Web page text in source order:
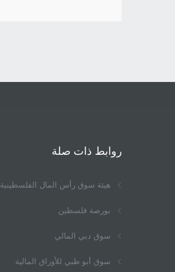
روابط ذات صلة
هيئة سوق رأس المال الفلسطينية
بورصة فلسطين
سوق دبي المالي
سوق أبو ظبي للأوراق المالية